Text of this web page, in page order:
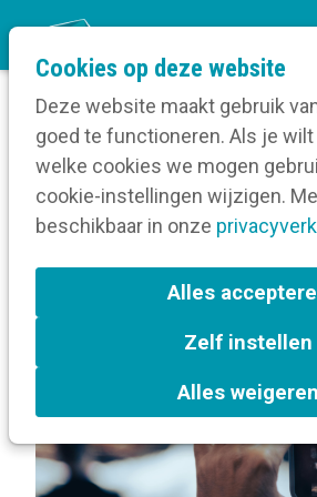
Cookies op deze website
Deze website maakt gebruik
goed te functioneren. Als je
welke cookies we mogen
cookie-instellingen wijzigen.
beschikbaar in onze
Alles
Zelf instellen
Alles weigeren
Home
Berichten over Aftermovie
Berichten over
a
l
s